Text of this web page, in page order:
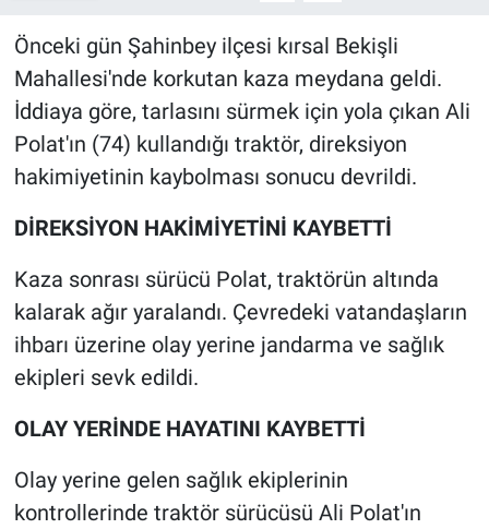
Önceki gün Şahinbey ilçesi kırsal Bekişli
Mahallesi'nde korkutan kaza meydana geldi.
İddiaya göre, tarlasını sürmek için yola çıkan Ali
Polat'ın (74) kullandığı traktör, direksiyon
hakimiyetinin kaybolması sonucu devrildi.
DİREKSİYON HAKİMİYETİNİ KAYBETTİ
Kaza sonrası sürücü Polat, traktörün altında
kalarak ağır yaralandı. Çevredeki vatandaşların
ihbarı üzerine olay yerine jandarma ve sağlık
ekipleri sevk edildi.
OLAY YERİNDE HAYATINI KAYBETTİ
Olay yerine gelen sağlık ekiplerinin
kontrollerinde traktör sürücüsü Ali Polat'ın